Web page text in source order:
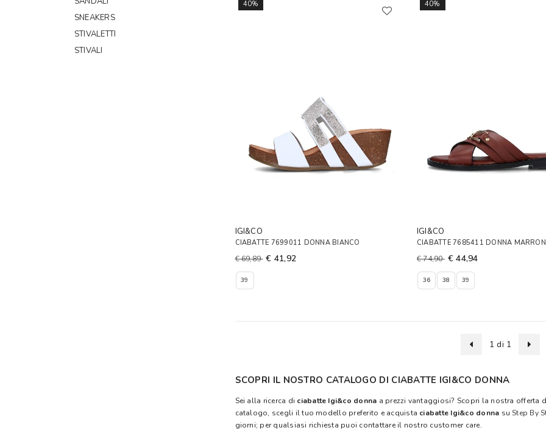
SNEAKERS
STIVALETTI
STIVALI
40%
IGI&CO
CIABATTE 7699011 DONNA BIANCO
€ 69,89 € 41,92
39
40%
IGI&CO
CIABATTE 7685411 DONNA
€ 74,90 € 44,94
36 38 39
1 di 1
SCOPRI IL NOSTRO CATALOGO DI CIABATTE IGI&CO DONNA
Sei alla ricerca di ciabatte Igi&co donna a prezzi vantaggiosi? Scopri la nostra offerta
catalogo, scegli il tuo modello preferito e acquista ciabatte Igi&co donna suStep By
giorni; per qualsiasi richiesta puoi contattare il nostro customer care.